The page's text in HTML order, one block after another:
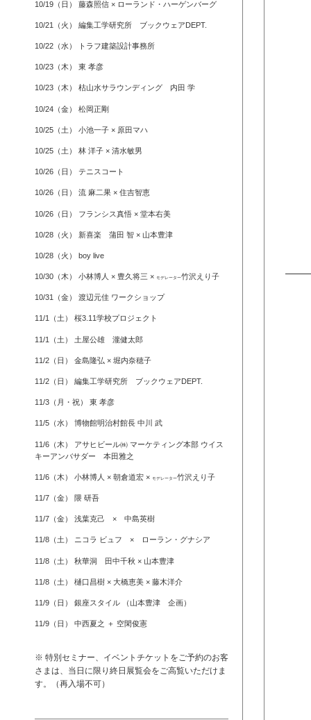
10/19（日） 藤森照信 × ローランド・ハーゲンバーグ
10/21（火） 編集工学研究所 ブックウェアDEPT.
10/22（水） トラフ建築設計事務所
10/23（木） 東 孝彦
10/23（木） 枯山水サラウンディング 内田 学
10/24（金） 松岡正剛
10/25（土） 小池一子 × 原田マハ
10/25（土） 林 洋子 × 清水敏男
10/26（日） テニスコート
10/26（日） 流 麻二果 × 住吉智恵
10/26（日） フランシス真悟 × 堂本右美
10/28（火） 新喜楽 蒲田 智 × 山本豊津
10/28（火） boy live
10/30（木） 小林博人 × 豊久将三 × モデレーター竹沢えり子
10/31（金） 渡辺元佳 ワークショップ
11/1（土） 桜3.11学校プロジェクト
11/1（土） 土屋公雄 瀧健太郎
11/2（日） 金島隆弘 × 堀内奈穂子
11/2（日） 編集工学研究所 ブックウェアDEPT.
11/3（月・祝） 東 孝彦
11/5（水） 博物館明治村館長 中川 武
11/6（木） アサヒビール㈱ マーケティング本部 ウイス
キーアンバサダー 本田雅之
11/6（木） 小林博人 × 朝倉道宏 × モデレーター竹沢えり子
11/7（金） 隈 研吾
11/7（金） 浅葉克己 × 中島英樹
11/8（土） ニコラ ビュフ × ローラン・グナシア
11/8（土） 秋華洞 田中千秋 × 山本豊津
11/8（土） 樋口昌樹 × 大橋恵美 × 藤木洋介
11/9（日） 銀座スタイル （山本豊津 企画）
11/9（日） 中西夏之 ＋ 空閑俊憲
※ 特別セミナー、イベントチケットをご予約のお客
さまは、当日に限り終日展覧会をご高覧いただけま
す。（再入場不可）